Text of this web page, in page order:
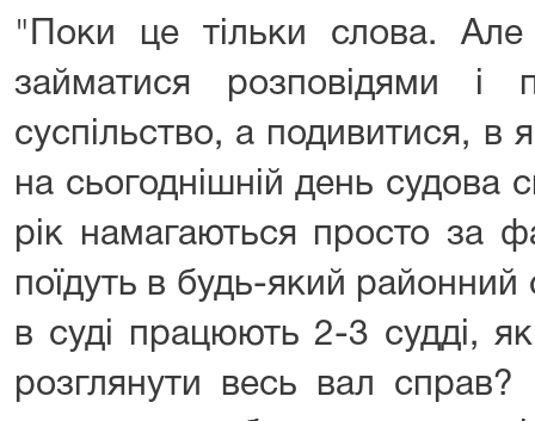
"Поки це тільки слова.
займатися розповідями і
суспільство, а подивитися, в
на сьогоднішній день судова
рік намагаються просто за
поїдуть в будь-який районний
в суді працюють 2-3 судді,
розглянути весь вал